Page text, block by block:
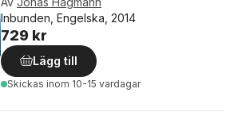
Inbunden, Engelska, 2014
729 kr
Lägg till
Skickas inom 10-15 vardagar